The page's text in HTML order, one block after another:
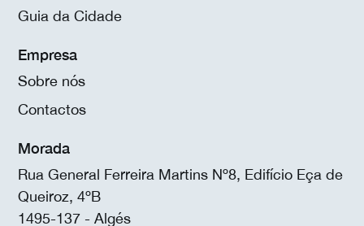
Guia da Cidade
Empresa
Sobre nós
Contactos
Morada
Rua General Ferreira Martins Nº8, Edifício Eça de
Queiroz, 4ºB
1495-137 - Algés